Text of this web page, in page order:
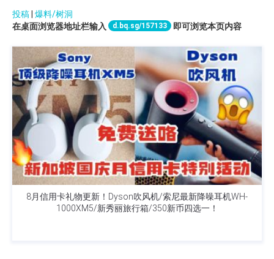
投稿| 爆料/树洞
在桌面浏览器地址栏输入
d.bq.sg/157133 即可浏览本页内容
8月信用卡礼物更新！Dyson吹风机/索尼最新降噪耳机WH-
1000XM5/新秀丽旅行箱/350新币四选一！